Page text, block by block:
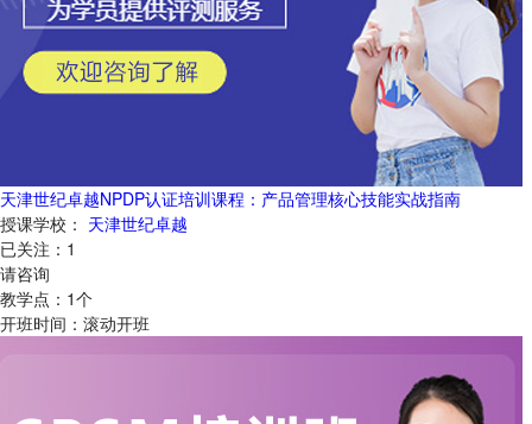
天津世纪卓越NPDP认证培训课程：产品管理核心技能实战指南
授课学校： 天津世纪卓越
已关注： 1
请咨询
教学点： 1个
开班时间： 滚动开班